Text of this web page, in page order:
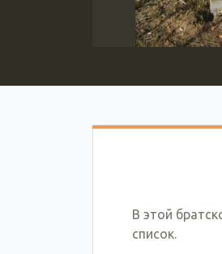
В этой
список.